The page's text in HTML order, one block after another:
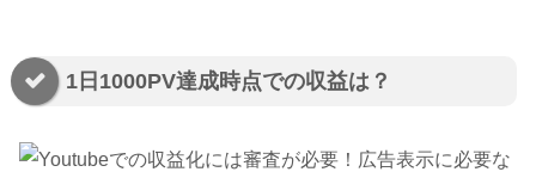
1日1000PV達成時点での収益は？